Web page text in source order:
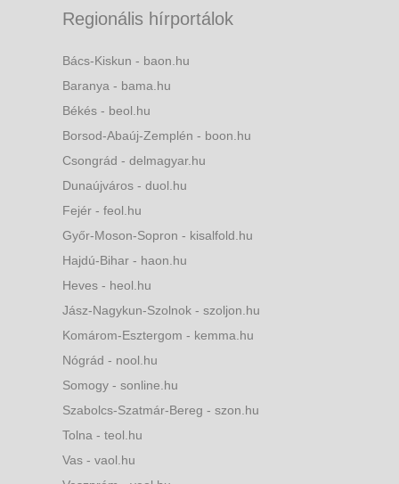
Regionális hírportálok
Bács-Kiskun - baon.hu
Baranya - bama.hu
Békés - beol.hu
Borsod-Abaúj-Zemplén - boon.hu
Csongrád - delmagyar.hu
Dunaújváros - duol.hu
Fejér - feol.hu
Győr-Moson-Sopron - kisalfold.hu
Hajdú-Bihar - haon.hu
Heves - heol.hu
Jász-Nagykun-Szolnok - szoljon.hu
Komárom-Esztergom - kemma.hu
Nógrád - nool.hu
Somogy - sonline.hu
Szabolcs-Szatmár-Bereg - szon.hu
Tolna - teol.hu
Vas - vaol.hu